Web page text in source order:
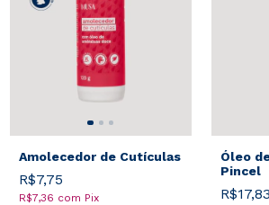
Amolecedor de Cutículas
R$7,75
R$7,36 com Pix
Óleo
Pincel
R$17,83